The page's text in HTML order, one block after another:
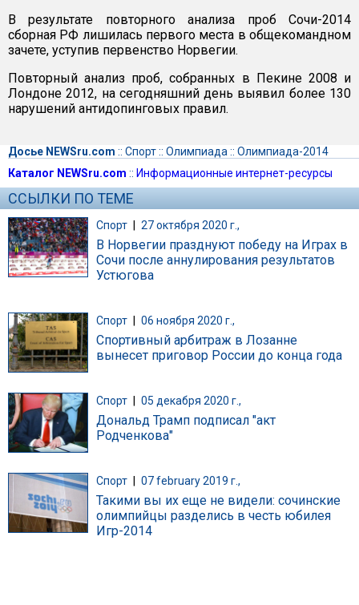
В результате повторного анализа проб Сочи-2014
сборная РФ лишилась первого места в общекомандном
зачете, уступив первенство Норвегии.
Повторный анализ проб, собранных в Пекине 2008 и
Лондоне 2012, на сегодняшний день выявил более 130
нарушений антидопинговых правил.
Досье NEWSru.com :: Спорт:: Олимпиада :: Олимпиада-2014
Каталог NEWSru.com :: Информационные интернет-ресурсы
ССЫЛКИ ПО ТЕМЕ
Спорт | 27 октября 2020 г.,
В Норвегии празднуют победу на Играх в
Сочи после аннулирования результатов
Устюгова
Спорт 06 ноября 2020 г.,
Спортивный арбитраж в Лозанне
вынесет приговор России до конца года
Спорт 05 декабря 2020 г.,
Дональд Трамп подписал "акт
Родченкова"
Спорт 07 february 2019 г.,
Такими вы их еще не видели: сочинские
олимпийцы разделись в честь юбилея
Игр-2014